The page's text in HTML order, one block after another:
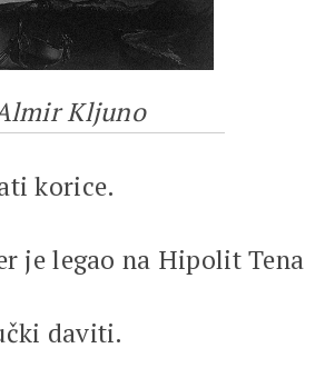
Kljuno
korice.
je legao na Hipolit Tena
daviti.